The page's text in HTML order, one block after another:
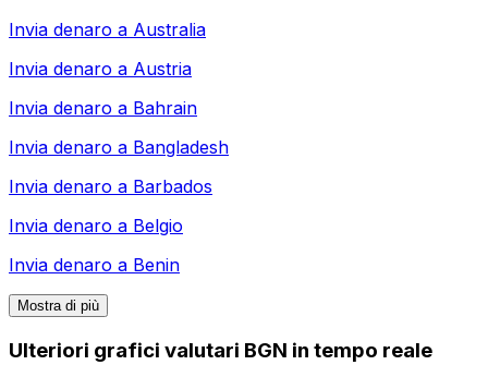
Invia denaro a Australia
Invia denaro a Austria
Invia denaro a Bahrain
Invia denaro a Bangladesh
Invia denaro a Barbados
Invia denaro a Belgio
Invia denaro a Benin
Mostra di più
Ulteriori grafici valutari BGN in tempo reale